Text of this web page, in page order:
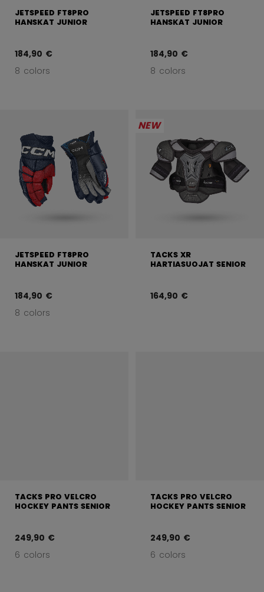
JETSPEED FT8PRO
HANSKAT JUNIOR
184,90 €
8 colors
JETSPEED FT8PRO
HANSKAT JUNIOR
184,90 €
8 colors
JETSPEED FT8PRO
HANSKAT JUNIOR
184,90 €
8 colors
NEW
TACKS XR
HARTIASUOJAT SENIOR
164,90 €
TACKS PRO VELCRO
HOCKEY PANTS SENIOR
249,90 €
6 colors
TACKS PRO VELCRO
HOCKEY PANTS SENIOR
249,90 €
6 colors